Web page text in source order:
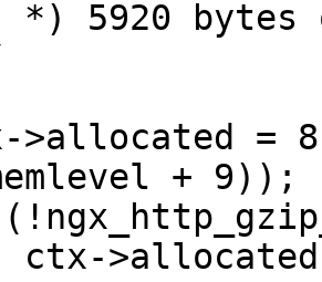
=
+ 9));
>allocated